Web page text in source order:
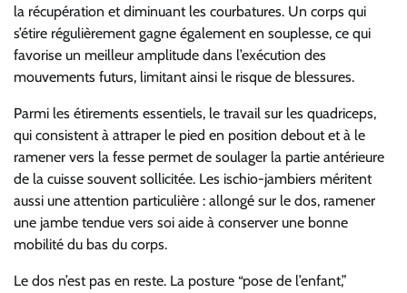
la récupération et diminuant les courbatures. Un corps qui
s’étire régulièrement gagne également en souplesse, ce qui
favorise un meilleur amplitude dans l’exécution des
mouvements futurs, limitant ainsi le risque de blessures.
Parmi les étirements essentiels, le travail sur les quadriceps,
qui consistent à attraper le pied en position debout et à le
ramener vers la fesse permet de soulager la partie antérieure
de la cuisse souvent sollicitée. Les ischio-jambiers méritent
aussi une attention particulière : allongé sur le dos, ramener
une jambe tendue vers soi aide à conserver une bonne
mobilité du bas du corps.
Le dos n’est pas en reste. La posture “pose de l’enfant,”